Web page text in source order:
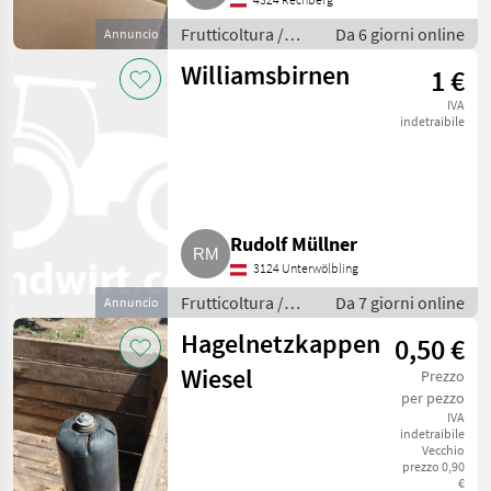
Annuncio
Frutticoltura /
Altre macchine
per frutticoltura
Da 6 giorni online
Annuncio
Williamsbirnen 1 €
IVA
indetraibile
Rudolf Müllner
3124 Unterwölbling
Frutticoltura /
Altre macchine
per frutticoltura
Da 7 giorni online
Hagelnetzkappen
Wiesel
0,50 €
Prezzo
per pezzo
IVA
indetraibile
Vecchio
prezzo 0,90
€